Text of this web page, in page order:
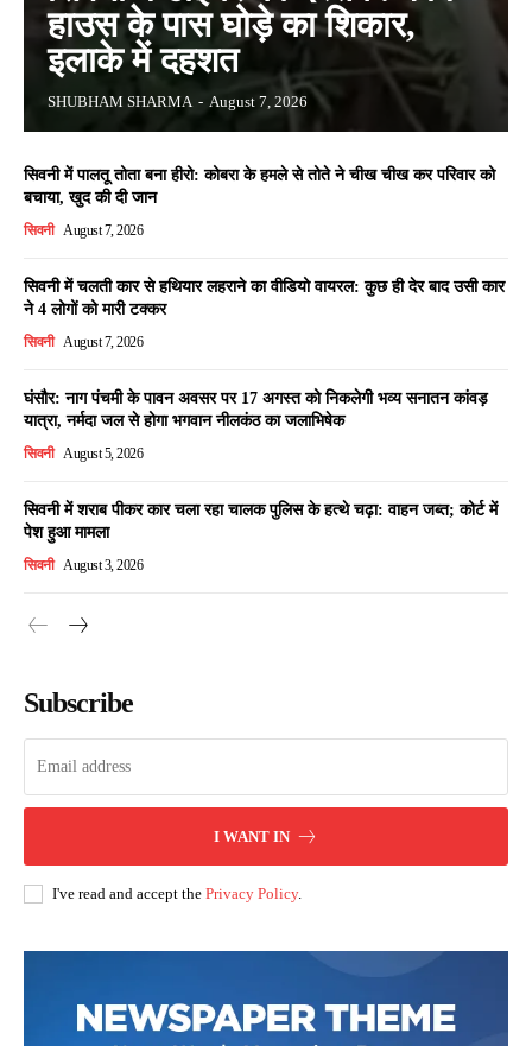
हाउस के पास घोड़े का शिकार,
इलाके में दहशत
SHUBHAM SHARMA - August 7, 2026
सिवनी में पालतू तोता बना हीरो: कोबरा के हमले से तोते ने चीख चीख कर परिवार को
बचाया, खुद की दी जान
सिवनी August 7, 2026
सिवनी में चलती कार से हथियार लहराने का वीडियो वायरल: कुछ ही देर बाद उसी कार
ने 4 लोगों को मारी टक्कर
सिवनी August 7, 2026
घंसौर: नाग पंचमी के पावन अवसर पर 17 अगस्त को निकलेगी भव्य सनातन कांवड़
यात्रा, नर्मदा जल से होगा भगवान नीलकंठ का जलाभिषेक
सिवनी August 5, 2026
सिवनी में शराब पीकर कार चला रहा चालक पुलिस के हत्थे चढ़ा: वाहन जब्त; कोर्ट में
पेश हुआ मामला
सिवनी August 3, 2026
Subscribe
I WANT IN
I've read and accept the Privacy Policy.